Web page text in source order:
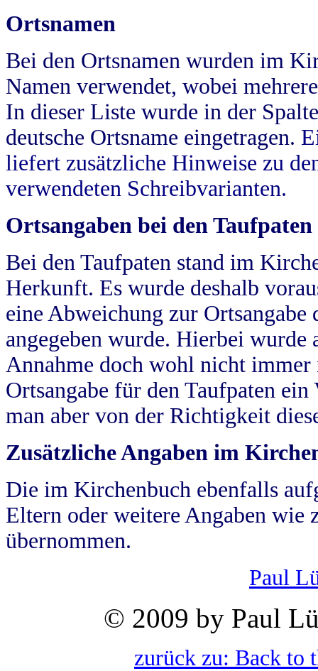
Ortsnamen
Bei den Ortsnamen wurden im
Namen verwendet, wobei
In dieser Liste wurde in der
deutsche Ortsname eingetragen.
liefert zusätzliche Hinweise zu
verwendeten Schreibvarianten.
Ortsangaben bei den Taufpaten
Bei den Taufpaten stand im
Herkunft. Es wurde deshalb
eine Abweichung zur
angegeben wurde. Hierbei wurde
Annahme doch wohl nicht
Ortsangabe für den Taufpaten
man aber von der Richtigkeit
Zusätzliche Angaben im
Die im Kirchenbuch ebenfalls
Eltern oder weitere Angaben wie
übernommen.
Paul
© 2009 by Paul
zurück zu: Back to